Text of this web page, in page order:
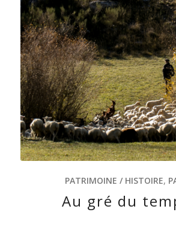
PATRIMOINE / HISTOIRE,
Au gré du